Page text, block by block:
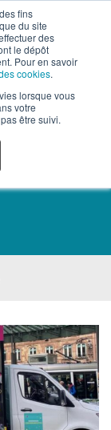
fins
du site
des
le dépôt
Pour en savoir
cookies.
lorsque vous
votre
être suivi.